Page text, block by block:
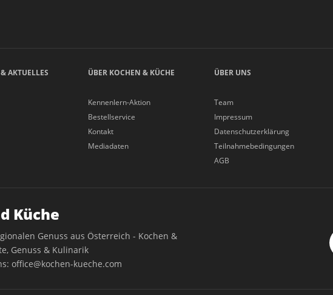
AKTUELLES ÜBER KOCHEN & KÜCHE
Kennenlern-Aktion
Bestellservice
Kontakt
Mediadaten
ÜBER UNS
Team
Impressum
Datenschutzerklärung
Teilnahmebedingungen
AGB
Küche
Genuss aus Österreich - Kochen &
Genuss & Kulinarik
office@kochen-kueche.com